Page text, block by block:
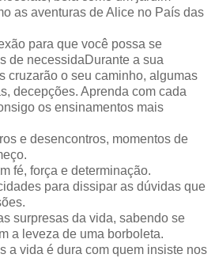
as aventuras de Alice no País das
para que você possa se
de necessidaDurante a sua
cruzarão o seu caminho, algumas
decepções. Aprenda com cada
os ensinamentos mais
e desencontros, momentos de
fé, força e determinação.
para dissipar as dúvidas que
surpresas da vida, sabendo se
a leveza de uma borboleta.
a vida é dura com quem insiste nos